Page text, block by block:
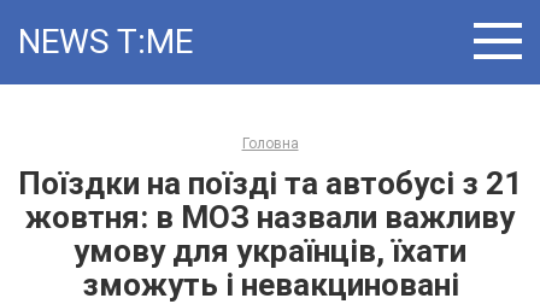
NEWS T:ME
Головна
Поїздки на поїзді та автобусі з 21
жовтня: в МОЗ назвали важливу
умову для українців, їхати
зможуть і невакциновані